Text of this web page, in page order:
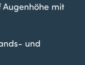
mit
und